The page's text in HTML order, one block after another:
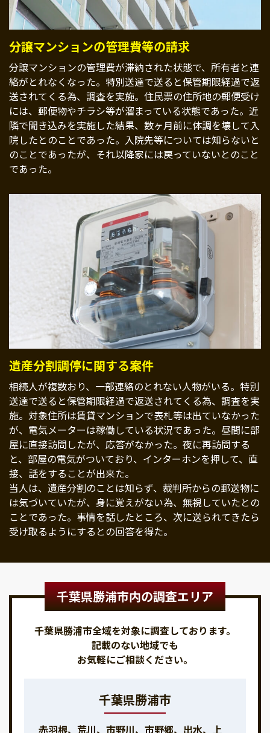
分譲マンションの管理費等の請求
分譲マンションの管理費が滞納された状態で、所有者と連
絡がとれなくなった。特別送達で送ると保管期限経過で返
送されてくる為、調査を実施。住民票の住所地の郵便受け
には、郵便物やチラシ等が溜まっている状態であった。近
隣で聞き込みを実施した結果、数ヶ月前に体調を壊して入
院したとのことであった。入院先等については知らないと
のことであったが、それ以降家には戻っていないとのこと
であった。
遺産分割調停に関する案件
相続人が複数おり、一部連絡のとれない人物がいる。特別
送達で送ると保管期限経過で返送されてくる為、調査を実
施。対象住所は賃貸マンションで表札等は出ていなかった
が、電気メーターは稼働している状況であった。昼間に部
屋に直接訪問したが、応答がなかった。夜に再訪問する
と、部屋の電気がついており、インターホンを押して、直
接、話をすることが出来た。
当人は、遺産分割のことは知らず、裁判所からの郵送物に
は気づいていたが、身に覚えがない為、無視していたとの
ことであった。事情を話したところ、次に送られてきたら
受け取るようにするとの回答を得た。
千葉県勝浦市内の調査エリア
千葉県勝浦市全域を対象に調査しております。
記載のない地域でも
お気軽にご相談ください。
千葉県勝浦市
赤羽根、荒川、市野川、市野郷、出水、上